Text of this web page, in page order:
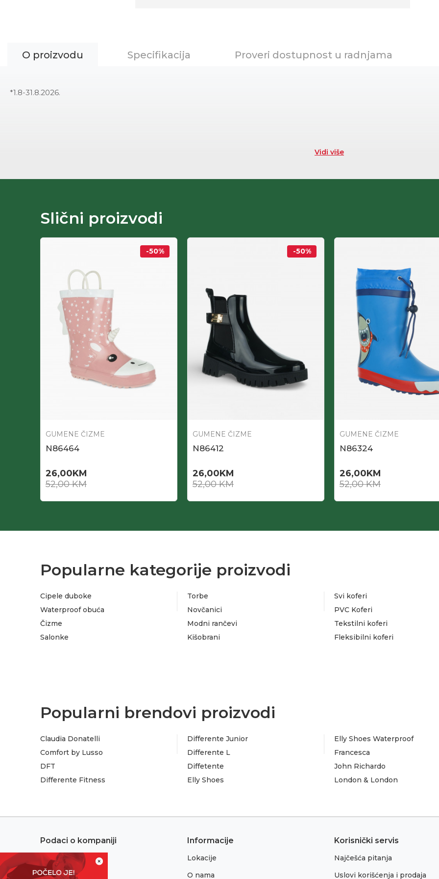
×
O proizvodu Specifikacija Proveri dostupnost u radnjama
*1.8-31.8.2026.
Vidi više
Slični proizvodi
-50%
GUMENE ČIZME
N86464
26,00KM
52,00KM
-50%
GUMENE ČIZME
N86412
26,00KM
52,00KM
GUMENE ČIZME
N86324
26,00KM
52,00KM
Popularne kategorije proizvodi
Cipele duboke
Waterproof obuća
Čizme
Salonke
Torbe
Novčanici
Modni rančevi
Kišobrani
Svi koferi
PVC Koferi
Tekstilni koferi
Fleksibilni koferi
Popularni brendovi proizvodi
Claudia Donatelli
Comfort by Lusso
DFT
Differente Fitness
Differente Junior
Differente L
Diffetente
Elly Shoes
Elly Shoes Waterproof
Francesca
John Richardo
London & London
Podaci o kompaniji
Adresa:
Sremska 1
Informacije
Lokacije
O nama
Korisnički servis
Najčešća pitanja
Uslovi korišćenja i prodaja